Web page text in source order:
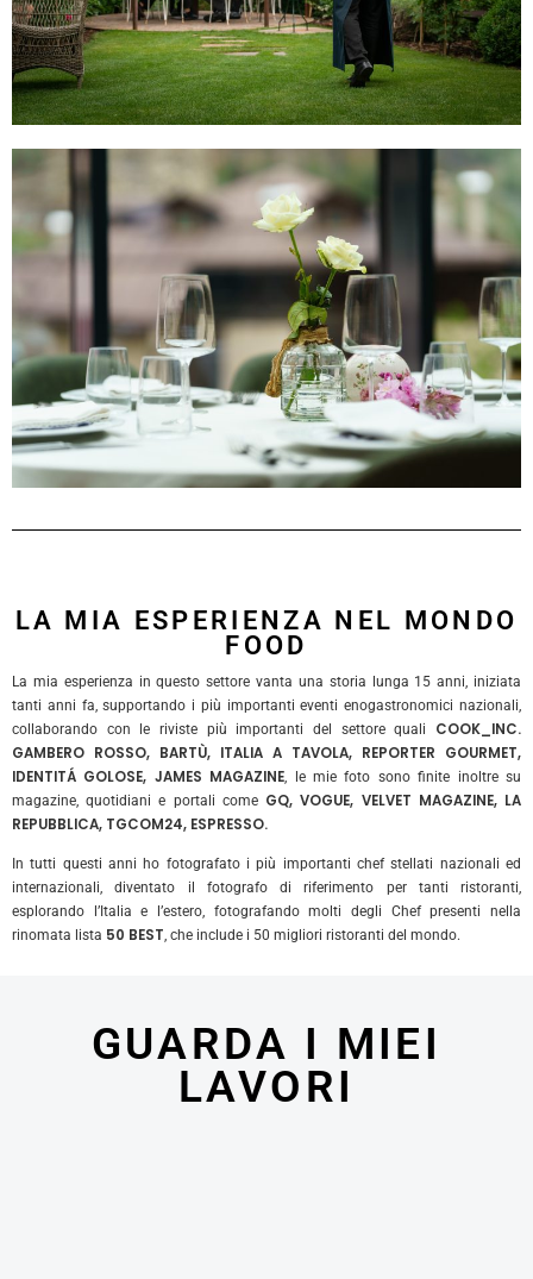
LA MIA ESPERIENZA NEL MONDO
FOOD
La mia esperienza in questo settore vanta una storia lunga 15 anni, iniziata
tanti anni fa, supportando i più importanti eventi enogastronomici nazionali,
collaborando con le riviste più importanti del settore quali COOK_INC.
GAMBERO ROSSO, BARTÙ, ITALIA A TAVOLA, REPORTER GOURMET,
IDENTITÁ GOLOSE, JAMES MAGAZINE, le mie foto sono finite inoltre su
magazine, quotidiani e portali come GQ, VOGUE, VELVET MAGAZINE, LA
REPUBBLICA, TGCOM24, ESPRESSO.
In tutti questi anni ho fotografato i più importanti chef stellati nazionali ed
internazionali, diventato il fotografo di riferimento per tanti ristoranti,
esplorando l’Italia e l’estero, fotografando molti degli Chef presenti nella
rinomata lista 50 BEST, che include i 50 migliori ristoranti del mondo.
GUARDA I MIEI
LAVORI